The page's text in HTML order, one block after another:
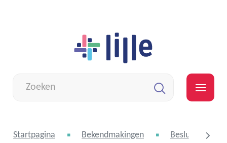
inhoud
zoek
Startpagina Bekendmakingen Besluitenlijst